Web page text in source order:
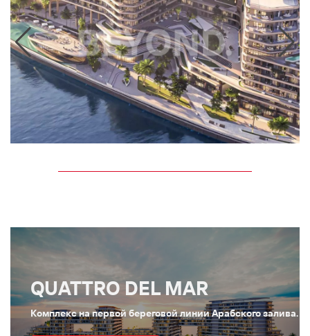
QUATTRO DEL MAR
Комплекс на первой береговой линии Арабского залива.